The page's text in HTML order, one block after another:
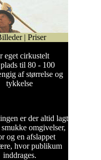
| Priser
eget cirkustelt
til 80 - 100
af størrelse og
tykkelse
er der altid lagt
omgivelser,
og en afslappet
hvor publikum
inddrages.